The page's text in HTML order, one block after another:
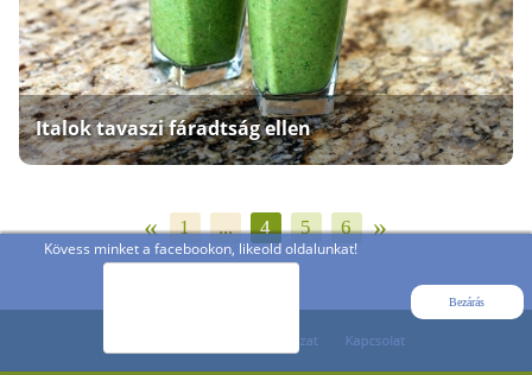
Kövess minket a facebookon, likeold oldalunkat!
Bezárás
Italok tavaszi fáradtság ellen
« 1 ... 4 5 6 »